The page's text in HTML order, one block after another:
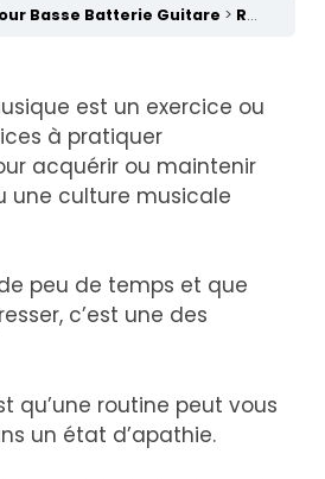
Basse Batterie Guitare Routine pour mémoriser et travailler ces grooves
est un exercice ou
à pratiquer
acquérir ou maintenir
une culture musicale
peu de temps et que
c’est une des
qu’une routine peut vous
un état d’apathie.